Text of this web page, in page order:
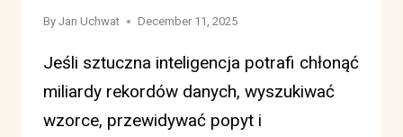
By Jan Uchwat December 11, 2025
Jeśli sztuczna inteligencja potrafi chłonąć
miliardy rekordów danych, wyszukiwać
wzorce, przewidywać popyt i